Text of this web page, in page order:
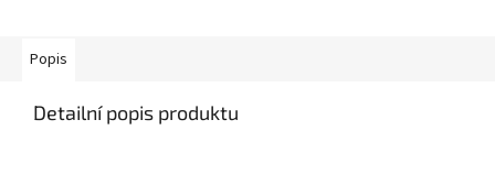
Popis
Detailní popis produktu